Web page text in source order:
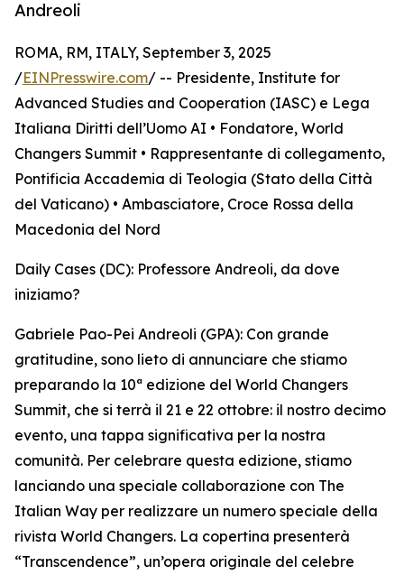
Andreoli
ROMA, RM, ITALY, September 3, 2025
/EINPresswire.com/ -- Presidente, Institute for
Advanced Studies and Cooperation (IASC) e Lega
Italiana Diritti dell’Uomo AI • Fondatore, World
Changers Summit • Rappresentante di collegamento,
Pontificia Accademia di Teologia (Stato della Città
del Vaticano) • Ambasciatore, Croce Rossa della
Macedonia del Nord
Daily Cases (DC): Professore Andreoli, da dove
iniziamo?
Gabriele Pao-Pei Andreoli (GPA): Con grande
gratitudine, sono lieto di annunciare che stiamo
preparando la 10ª edizione del World Changers
Summit, che si terrà il 21 e 22 ottobre: il nostro decimo
evento, una tappa significativa per la nostra
comunità. Per celebrare questa edizione, stiamo
lanciando una speciale collaborazione con The
Italian Way per realizzare un numero speciale della
rivista World Changers. La copertina presenterà
“Transcendence”, un’opera originale del celebre